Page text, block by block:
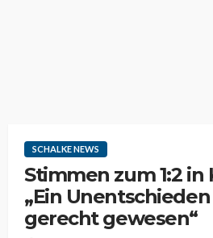
SCHALKE NEWS
Stimmen zum 1:2 in
„Ein
gerecht gewesen“